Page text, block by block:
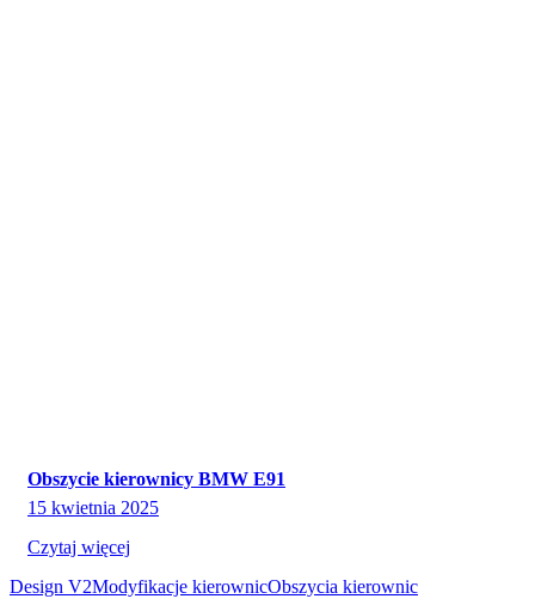
Obszycie kierownicy BMW E91
15 kwietnia 2025
Czytaj więcej
Design V2Modyfikacje kierownicObszycia kierownic